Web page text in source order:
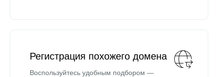
Регистрация похожего домена
Воспользуйтесь удобным подбором —